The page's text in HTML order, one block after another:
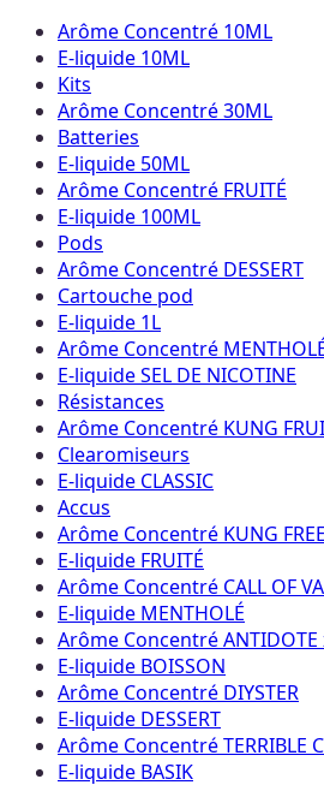
Arôme Concentré 10ML
E-liquide 10ML
Kits
Arôme Concentré 30ML
Batteries
E-liquide 50ML
Arôme Concentré FRUITÉ
E-liquide 100ML
Pods
Arôme Concentré DESSERT
Cartouche pod
E-liquide 1L
Arôme Concentré
E-liquide SEL DE NICOTINE
Résistances
Arôme Concentré KUNG
Clearomiseurs
E-liquide CLASSIC
Accus
Arôme Concentré KUNG
E-liquide FRUITÉ
Arôme Concentré CALL OF
E-liquide MENTHOLÉ
Arôme Concentré ANTIDOTE
E-liquide BOISSON
Arôme Concentré DIYSTER
E-liquide DESSERT
Arôme Concentré TERRIBLE
E-liquide BASIK